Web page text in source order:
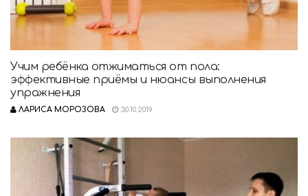
Учим ребёнка отжиматься от пола:
эффективные приёмы и нюансы выполнения
упражнения
ЛАРИСА МОРОЗОВА 30.10.2019